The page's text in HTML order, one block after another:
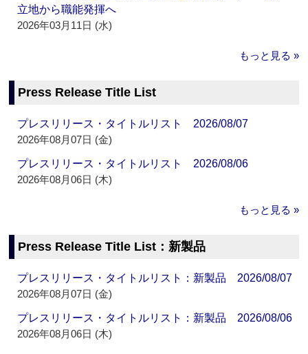
立地から職能発揮へ
2026年03月11日 (水)
もっと見る »
Press Release Title List
プレスリリース・タイトルリスト 2026/08/07
2026年08月07日 (金)
プレスリリース・タイトルリスト 2026/08/06
2026年08月06日 (木)
もっと見る »
Press Release Title List：新製品
プレスリリース・タイトルリスト：新製品 2026/08/07
2026年08月07日 (金)
プレスリリース・タイトルリスト：新製品 2026/08/06
2026年08月06日 (木)